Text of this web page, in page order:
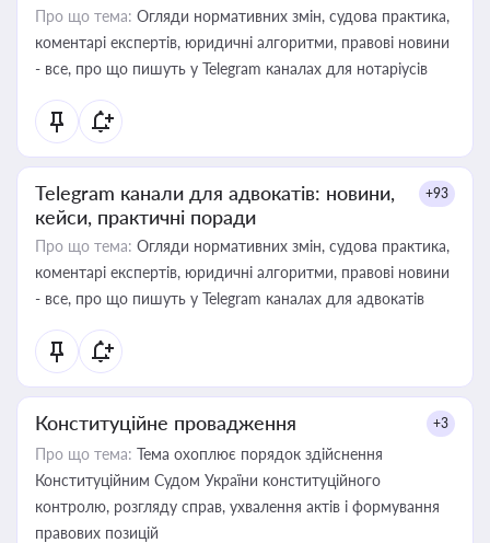
Про що тема: Огляди нормативних змін, судова практика,
коментарі експертів, юридичні алгоритми, правові новини
- все, про що пишуть у Telegram каналах для нотаріусів
Telegram канали для адвокатів: новини,
кейси, практичні поради
+93
Про що тема: Огляди нормативних змін, судова практика,
коментарі експертів, юридичні алгоритми, правові новини
- все, про що пишуть у Telegram каналах для адвокатів
Конституційне провадження +3
Про що тема: Тема охоплює порядок здійснення
Конституційним Судом України конституційного
контролю, розгляду справ, ухвалення актів і формування
правових позицій